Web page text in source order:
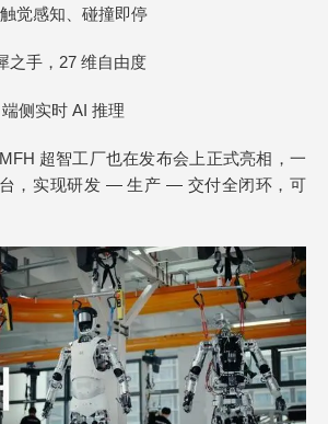
觉感知、碰撞即停
之手，27 维自由度
侧实时 AI 推理
超智工厂也在发布会上正式亮相，一
，实现研发 — 生产 — 交付全闭环，可